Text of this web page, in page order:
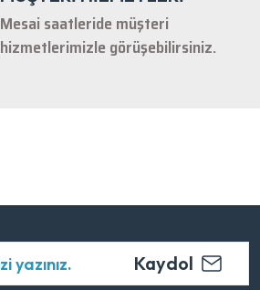
Mesai saatleride müşteri
hizmetlerimizle görüşebilirsiniz.
Kaydol